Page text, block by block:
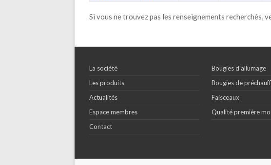
Si vous ne trouvez pas les renseignements recherchés,
La société
Les produits
Actualités
Espace membres
Contact
Bougies d’allumage
Bougies de
Faisceaux
Qualité première